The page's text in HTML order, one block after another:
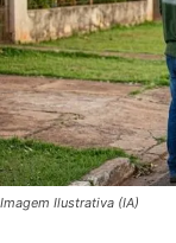
Imagem Ilustrativa (IA)